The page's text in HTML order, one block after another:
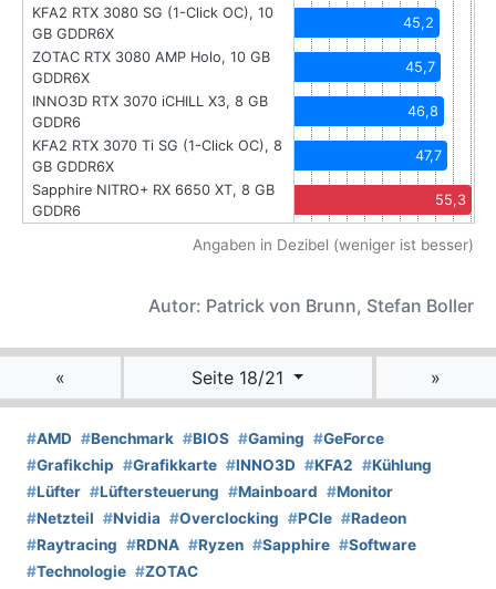
KFA2 RTX 3080 SG (1-Click OC), 10
GB GDDR6X
45,2
ZOTAC RTX 3080 AMP Holo, 10 GB
GDDR6X
45,7
INNO3D RTX 3070 iCHILL X3, 8 GB
GDDR6
46,8
KFA2 RTX 3070 Ti SG (1-Click OC), 8
GB GDDR6X
47,7
Sapphire NITRO+ RX 6650 XT, 8 GB
GDDR6
55,3
Angaben in Dezibel (weniger ist besser)
Autor: Patrick von Brunn, Stefan Boller
« Seite 18/21 »
#AMD #Benchmark #BIOS #Gaming #GeForce
#Grafikchip #Grafikkarte #INNO3D #KFA2 #Kühlung
#Lüfter #Lüftersteuerung #Mainboard #Monitor
#Netzteil #Nvidia #Overclocking #PCIe #Radeon
#Raytracing #RDNA #Ryzen #Sapphire #Software
#Technologie #ZOTAC